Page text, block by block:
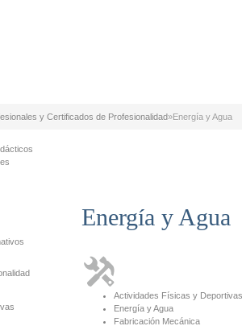
y Certificados de Profesionalidad»Energía y Agua
Energía y Agua
Actividades Físicas y Deportivas
Energía y Agua
Fabricación Mecánica